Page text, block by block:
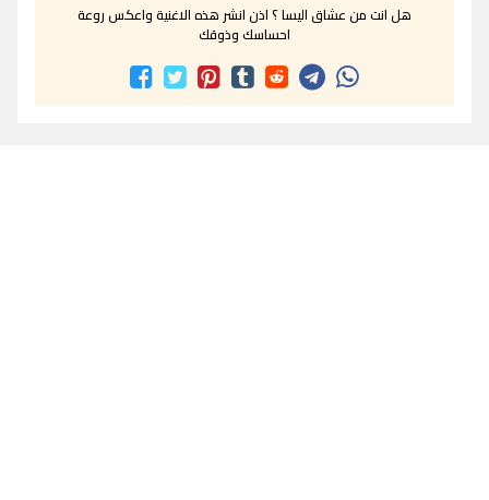
هل انت من عشاق اليسا ؟ اذن انشر هذه الاغنية واعكس روعة
احساسك وذوقك